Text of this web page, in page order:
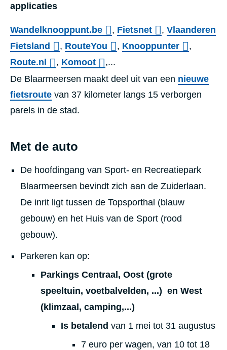
applicaties
Wandelknooppunt.be , Fietsnet , Vlaanderen
Fietsland
, RouteYou , Knooppunter
,
Route.nl
, Komoot
,...
De Blaarmeersen maakt deel uit van een nieuwe
fietsroute van 37 kilometer langs 15 verborgen
parels in de stad.
Met de auto
De hoofdingang van Sport- en Recreatiepark
Blaarmeersen bevindt zich aan de Zuiderlaan.
De inrit ligt tussen de Topsporthal (blauw
gebouw) en het Huis van de Sport (rood
gebouw).
Parkeren kan op:
Parkings Centraal, Oost (grote
speeltuin, voetbalvelden, ...) en West
(klimzaal, camping,...)
Is betalend van 1 mei tot 31 augustus
7 euro per wagen, van 10 tot 18